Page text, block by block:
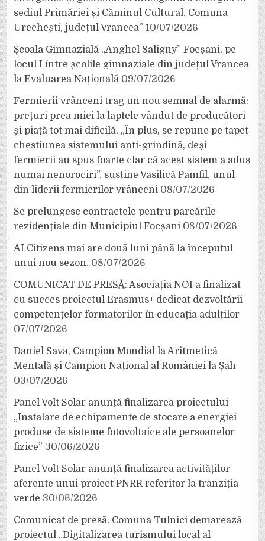
sediul Primăriei și Căminul Cultural, Comuna
Urechești, județul Vrancea” 10/07/2026
Școala Gimnazială „Anghel Saligny” Focșani, pe
locul I între școlile gimnaziale din județul Vrancea
la Evaluarea Națională 09/07/2026
Fermierii vrânceni trag un nou semnal de alarmă:
prețuri prea mici la laptele vândut de producători
și piață tot mai dificilă. „În plus, se repune pe tapet
chestiunea sistemului anti-grindină, deși
fermierii au spus foarte clar că acest sistem a adus
numai nenorociri”, susține Vasilică Pamfil, unul
din liderii fermierilor vrânceni 08/07/2026
Se prelungesc contractele pentru parcările
rezidențiale din Municipiul Focșani 08/07/2026
AI Citizens mai are două luni până la începutul
unui nou sezon. 08/07/2026
COMUNICAT DE PRESĂ: Asociația NOI a finalizat
cu succes proiectul Erasmus+ dedicat dezvoltării
competențelor formatorilor în educația adulților
07/07/2026
Daniel Sava, Campion Mondial la Aritmetică
Mentală și Campion Național al României la Șah
03/07/2026
Panel Volt Solar anunță finalizarea proiectului
„Instalare de echipamente de stocare a energiei
produse de sisteme fotovoltaice ale persoanelor
fizice” 30/06/2026
Panel Volt Solar anunță finalizarea activităților
aferente unui proiect PNRR referitor la tranziția
verde 30/06/2026
Comunicat de presă. Comuna Tulnici demarează
proiectul „Digitalizarea turismului local al